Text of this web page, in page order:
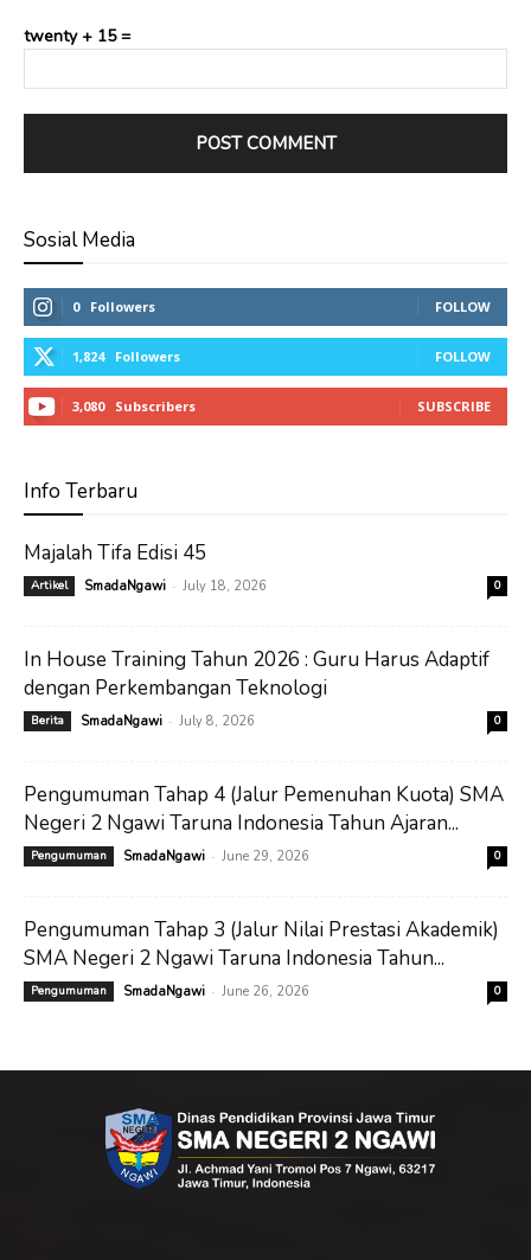
twenty + 15 =
Sosial Media
0 Followers FOLLOW
1,824 Followers FOLLOW
3,080 Subscribers SUBSCRIBE
Info Terbaru
Majalah Tifa Edisi 45
Artikel SmadaNgawi - July 18, 2026 0
In House Training Tahun 2026 : Guru Harus Adaptif
dengan Perkembangan Teknologi
Berita SmadaNgawi - July 8, 2026 0
Pengumuman Tahap 4 (Jalur Pemenuhan Kuota) SMA
Negeri 2 Ngawi Taruna Indonesia Tahun Ajaran...
Pengumuman SmadaNgawi - June 29, 2026 0
Pengumuman Tahap 3 (Jalur Nilai Prestasi Akademik)
SMA Negeri 2 Ngawi Taruna Indonesia Tahun...
Pengumuman SmadaNgawi - June 26, 2026 0